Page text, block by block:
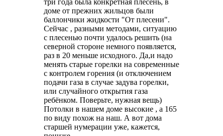
три года была конкретная плесень, в
доме от прежних жильцов были
баллончики жидкости "От плесени".
Сейчас , разными методами, ситуацию
с плесенью почти удалось решить (на
северной стороне немного появляется,
раз в 20 меньше исходного. Да,и надо
менять старые горелки на современные
с контролем горения (и отключением
подачи газа в случае задува горелки,
или случайного открытия газа
ребёнком. Поверьте, нужная вещь)
Потолки в нашем доме высокие , а 165
по виду похож на наш. А вот дома
старшей нумерации уже, кажется,